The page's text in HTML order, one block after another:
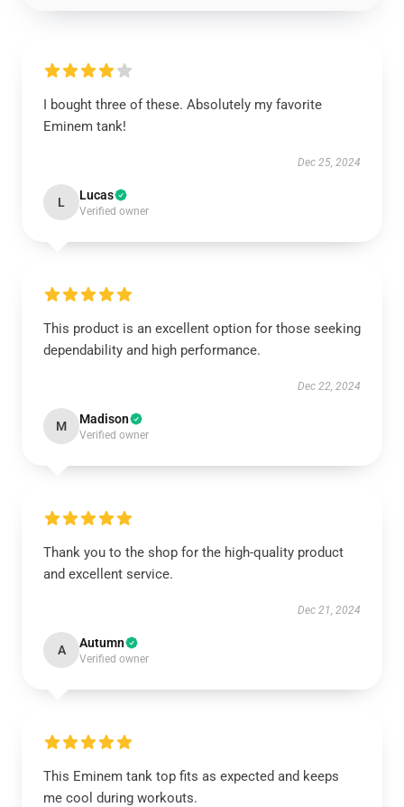
I bought three of these. Absolutely my favorite
Eminem tank!
Dec 25, 2024
L Lucas
Verified owner
This product is an excellent option for those seeking
dependability and high performance.
Dec 22, 2024
M Madison
Verified owner
Thank you to the shop for the high-quality product
and excellent service.
Dec 21, 2024
A Autumn
Verified owner
This Eminem tank top fits as expected and keeps
me cool during workouts.